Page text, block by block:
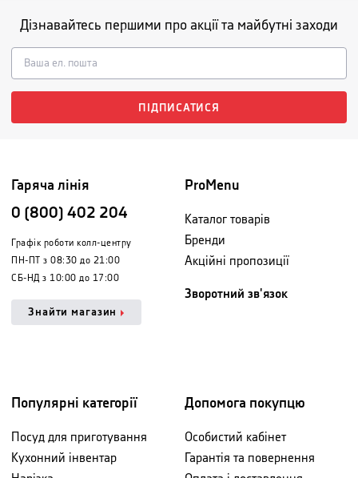
Дізнавайтесь першими про акції та майбутні заходи
ПІДПИСАТИСЯ
Гаряча лінія
0 (800) 402 204
Графік роботи колл-центру
ПН-ПТ з 08:30 до 21:00
СБ-НД з 10:00 до 17:00
Знайти магазин
ProMenu
Каталог товарів
Бренди
Акційні пропозиції
Зворотний зв'язок
Популярні категорії
Посуд для приготування
Кухонний інвентар
Допомога покупцю
Особистий кабінет
Гарантія та повернення